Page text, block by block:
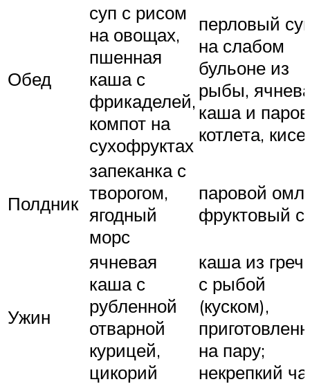
Обед
суп с рисом
на овощах,
пшенная
каша с
фрикаделей,
компот на
сухофруктах
перловый
на слабом
бульоне из
рыбы,
каша и
котлета,
Полдник
запеканка с
творогом,
ягодный
морс
паровой
фруктовый
Ужин
ячневая
каша с
рубленной
отварной
курицей,
цикорий
каша из
с рыбой
(куском),
на пару;
некрепкий